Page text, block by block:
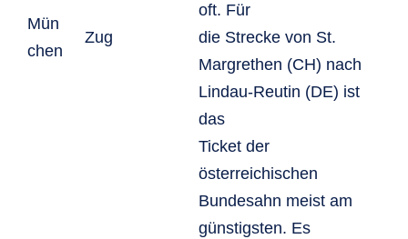
Mün
chen
Zug
oft. Für
die Strecke von St.
Margrethen (CH) nach
Lindau-Reutin (DE) ist
das
Ticket der
österreichischen
Bundesahn meist am
günstigsten. Es